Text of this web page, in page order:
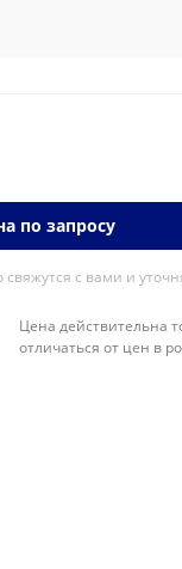
по запросу
с вами и
Цена действительна
отличаться от цен в